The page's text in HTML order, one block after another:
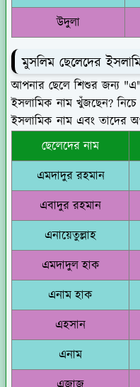
উদুলা
মুসলিম ছেলেদের
আপনার ছেলে শিশুর জন্য
ইসলামিক নাম খুঁজছেন?
ইসলামিক নাম এবং তাদের
ছেলেদের নাম
এমদাদুর রহমান
এবাদুর রহমান
এনায়েতুল্লাহ
এমদাদুল হাক
এনাম হাক
এহসান
এনাম